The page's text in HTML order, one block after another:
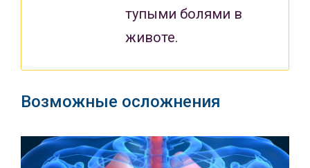
тупыми болями в
животе.
Возможные осложнения